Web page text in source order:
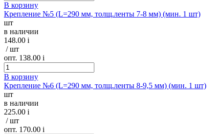
В корзину
Крепление №5 (L=290 мм, толщ.ленты 7-8 мм) (мин. 1 шт)
шт
в наличии
148.00 i
/ шт
опт. 138.00 i
В корзину
Крепление №6 (L=290 мм, толщ.ленты 8-9,5 мм) (мин. 1 шт)
шт
в наличии
225.00 i
/ шт
опт. 170.00 i